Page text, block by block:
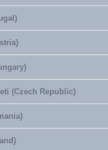
(Czech Republic)